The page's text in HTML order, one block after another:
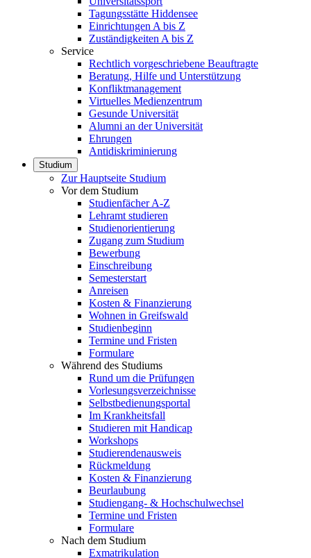
Tagungsstätte Hiddensee
Einrichtungen A bis Z
Zuständigkeiten A bis Z
Service
Rechtlich vorgeschriebene Beauftragte
Beratung, Hilfe und Unterstützung
Konfliktmanagement
Virtuelles Medienzentrum
Gesunde Universität
Alumni an der Universität
Ehrungen
Antidiskriminierung
Studium
Zur Hauptseite Studium
Vor dem Studium
Studienfächer A-Z
Lehramt studieren
Studienorientierung
Zugang zum Studium
Bewerbung
Einschreibung
Semesterstart
Anreisen
Kosten & Finanzierung
Wohnen in Greifswald
Studienbeginn
Termine und Fristen
Formulare
Während des Studiums
Rund um die Prüfungen
Vorlesungsverzeichnisse
Selbstbedienungsportal
Im Krankheitsfall
Studieren mit Handicap
Workshops
Studierendenausweis
Rückmeldung
Kosten & Finanzierung
Beurlaubung
Studiengang- & Hochschulwechsel
Termine und Fristen
Formulare
Nach dem Studium
Exmatrikulation